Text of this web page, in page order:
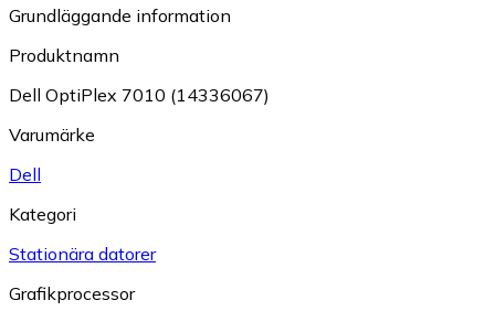
Grundläggande information
Produktnamn
Dell OptiPlex 7010 (14336067)
Varumärke
Dell
Kategori
Stationära datorer
Grafikprocessor